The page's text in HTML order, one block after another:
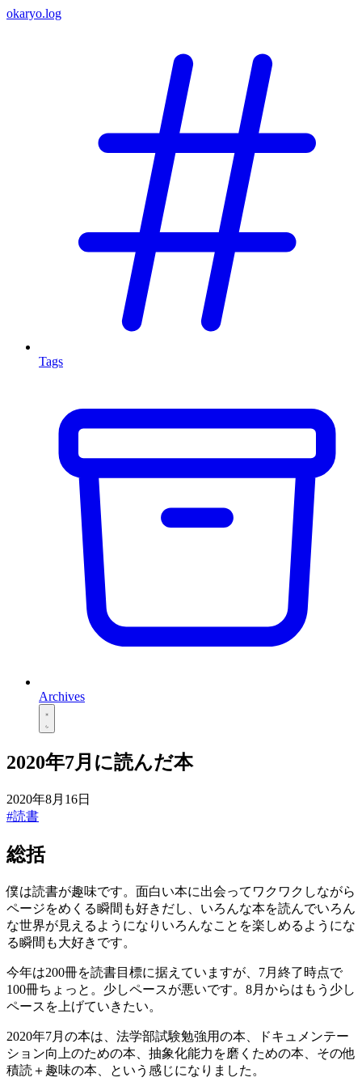
okaryo.log
Tags
Archives
2020年7月に読んだ本
2020年8月16日
#読書
総括
僕は読書が趣味です。面白い本に出会ってワクワクしながら
ページをめくる瞬間も好きだし、いろんな本を読んでいろん
な世界が見えるようになりいろんなことを楽しめるようにな
る瞬間も大好きです。
今年は200冊を読書目標に据えていますが、7月終了時点で
100冊ちょっと。少しペースが悪いです。8月からはもう少し
ペースを上げていきたい。
2020年7月の本は、法学部試験勉強用の本、ドキュメンテー
ション向上のための本、抽象化能力を磨くための本、その他
積読＋趣味の本、という感じになりました。